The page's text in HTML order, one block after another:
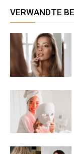
VERWANDTE